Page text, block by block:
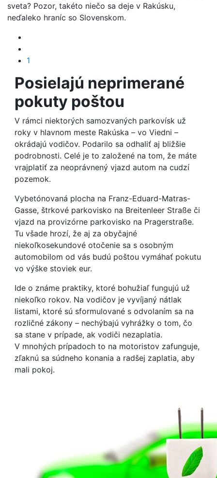
sveta? Pozor, takéto niečo sa deje v Rakúsku,
neďaleko hraníc so Slovenskom.
1
Posielajú neprimerané
pokuty poštou
V rámci niektorých samozvaných parkovísk už
roky v hlavnom meste Rakúska – vo Viedni –
okrádajú vodičov. Podarilo sa odhaliť aj bližšie
podrobnosti. Celé je to založené na tom, že máte
vrajplatiť za neoprávnený vjazd autom na cudzí
pozemok.
Vybetónovaná plocha na Franz-Eduard-Matras-
Gasse, štrkové parkovisko na Breitenleer Straße či
vjazd na provizórne parkovisko na Pragerstraße.
Tu všade hrozí, že aj za obyčajné
niekoľkosekundové otočenie sa s osobným
automobilom od vás budú poštou vymáhať pokutu
vo výške stoviek eur.
Ide o známe praktiky, ktoré bohužiaľ fungujú už
niekoľko rokov. Na vodičov je vyvíjaný nátlak
listami, ktoré sú sformulované s odvolaním sa na
rozličné zákony – nechýbajú vyhrážky o tom, čo
sa stane v prípade, ak vodiči nezaplatia.
V mnohých prípadoch to na motoristov zafunguje,
zľaknú sa súdneho konania a radšej zaplatia, aby
mali pokoj.